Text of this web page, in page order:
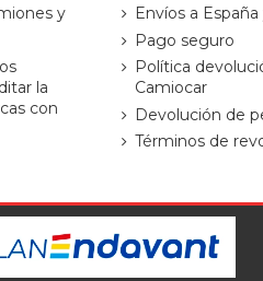
y
la
con
Envíos a
Pago seguro
Política
Camiocar
Devolución de
Términos de